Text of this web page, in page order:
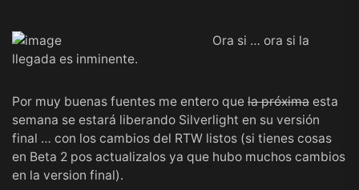
Ora si … ora si la
llegada es inminente.
Por muy buenas fuentes me entero que la próxima esta
semana se estará liberando Silverlight en su versión
final … con los cambios del RTW listos (si tienes cosas
en Beta 2 pos actualizalos ya que hubo muchos cambios
en la version final).